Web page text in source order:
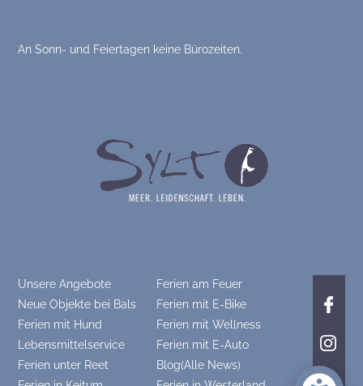
An Sonn- und Feiertagen keine Bürozeiten.
Unsere Angebote
Ferien am Feuer
Neue Objekte bei Bals
Ferien mit E-Bike
Ferien mit Hund
Ferien mit Wellness
Lebensmittelservice
Ferien mit E-Auto
Ferien unter Reet
Blog(Alle News)